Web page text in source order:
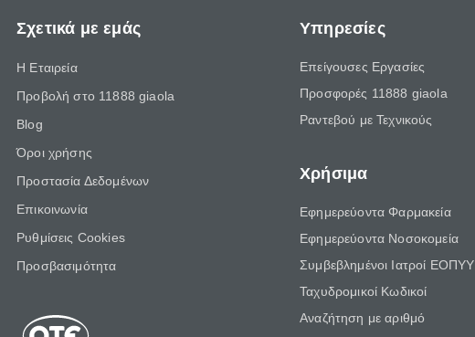
Σχετικά με εμάς
Η Εταιρεία
Προβολή στο 11888 giaola
Blog
Όροι χρήσης
Προστασία Δεδομένων
Επικοινωνία
Ρυθμίσεις Cookies
Προσβασιμότητα
Υπηρεσίες
Επείγουσες Εργασίες
Προσφορές 11888 giaola
Ραντεβού με Τεχνικούς
Χρήσιμα
Εφημερεύοντα Φαρμακεία
Εφημερεύοντα Νοσοκομεία
Συμβεβλημένοι Ιατροί ΕΟΠΥΥ
Ταχυδρομικοί Κωδικοί
Αναζήτηση με αριθμό